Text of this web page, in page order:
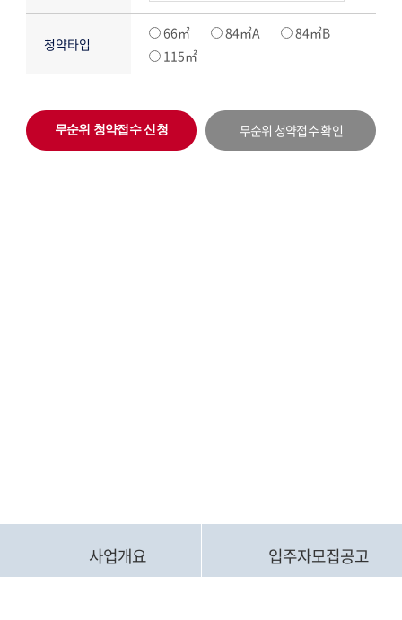
청약타입
66㎡ 84㎡A
84㎡B
115㎡
무순위 청약접수 신청 무순위 청약접수 확인
사업개요 입주자모집공고